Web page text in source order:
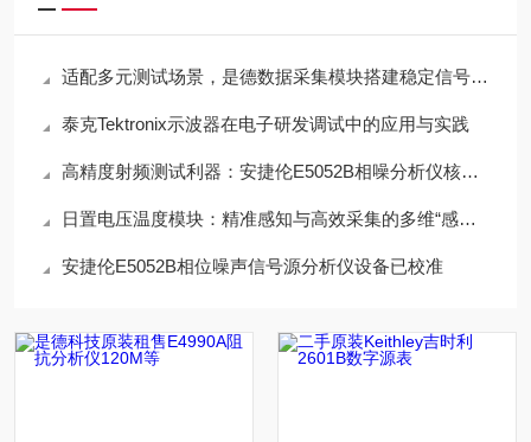
适配多元测试场景，是德数据采集模块搭建稳定信号采集体系
泰克Tektronix示波器在电子研发调试中的应用与实践
高精度射频测试利器：安捷伦E5052B相噪分析仪核心价值解析
日置电压温度模块：精准感知与高效采集的多维“感知中枢”
安捷伦E5052B相位噪声信号源分析仪设备已校准